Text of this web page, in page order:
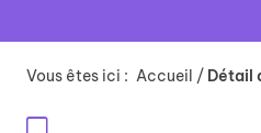
Vous êtes ici : Accueil / Détail